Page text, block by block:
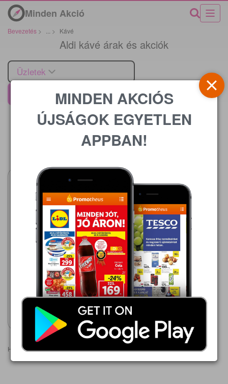
Minden Akció
Bevezetés > > Kávé
Aldi kávé árak és akciók
Üzletek
2026.08.06 - 08.12
1 289,00 Ft
BARISSIMO KÁVÉ MOCCA
Akciós újság
megtekintése
Hirdetések
MINDEN AKCIÓS
ÚJSÁGOK EGYETLEN
APPBAN!